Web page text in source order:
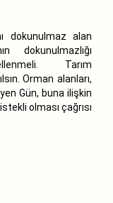
dokunulmaz alan
dokunulmazlığı
Tarım
Orman alanları,
Gün, buna ilişkin
olması çağrısı